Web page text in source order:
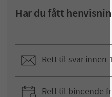
Har du fått
Rett til svar innen
Rett til bindende